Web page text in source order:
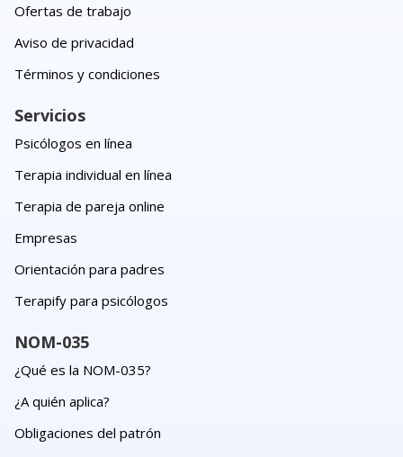
Ofertas de trabajo
Aviso de privacidad
Términos y condiciones
Servicios
Psicólogos en línea
Terapia individual en línea
Terapia de pareja online
Empresas
Orientación para padres
Terapify para psicólogos
NOM-035
¿Qué es la NOM-035?
¿A quién aplica?
Obligaciones del patrón